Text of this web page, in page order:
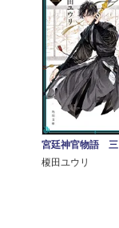
宮廷神官物語 三
榎田ユウリ